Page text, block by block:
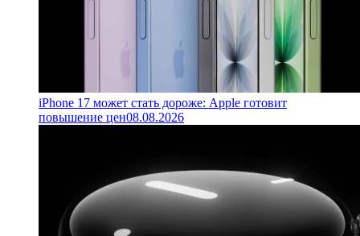
iPhone 17 может стать дороже: Apple готовит
повышение цен08.08.2026